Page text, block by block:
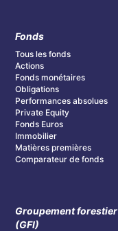
Fonds
Tous les fonds
Actions
Fonds monétaires
Obligations
Performances absolues
Private Equity
Fonds Euros
Immobilier
Matières premières
Comparateur de fonds
Groupement forestier
(GFI)